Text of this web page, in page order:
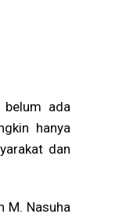
belum ada
hanya
dan
M. Nasuha